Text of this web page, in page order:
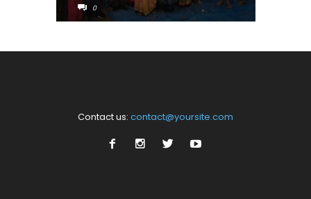
0
Contact us: contact@yoursite.com